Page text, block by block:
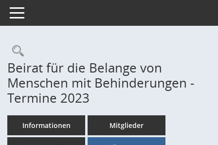
Toggle navigation
Rechercheauswahl
Beirat für die Belange von
Menschen mit Behinderungen -
Termine 2023
Informationen Mitglieder